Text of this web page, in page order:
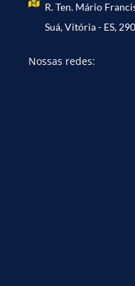
R. Ten. Mário
Suá, Vitória - ES,
Nossas redes: